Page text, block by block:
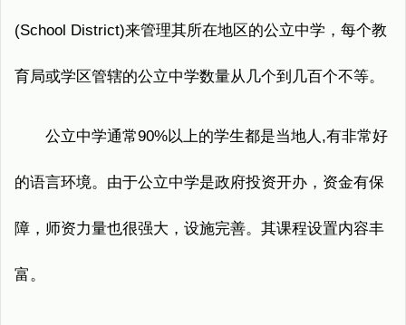
(School District)来管理其所在地区的公立中学，每个教
育局或学区管辖的公立中学数量从几个到几百个不等。
公立中学通常90%以上的学生都是当地人,有非常好
的语言环境。由于公立中学是政府投资开办，资金有保
障，师资力量也很强大，设施完善。其课程设置内容丰
富。